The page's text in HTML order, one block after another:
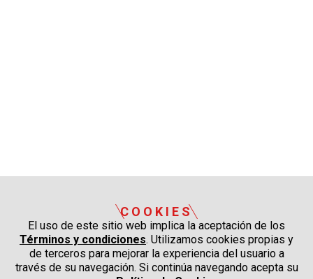
COOKIES
El uso de este sitio web implica la aceptación de los
Términos y condiciones. Utilizamos cookies propias y
de terceros para mejorar la experiencia del usuario a
través de su navegación. Si continúa navegando acepta su